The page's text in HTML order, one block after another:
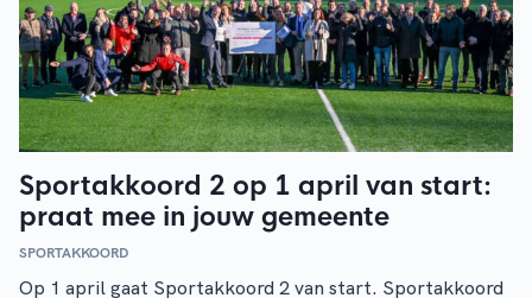
Sportakkoord 2 op 1 april van start:
praat mee in jouw gemeente
SPORTAKKOORD
Op 1 april gaat Sportakkoord 2 van start. Sportakkoord